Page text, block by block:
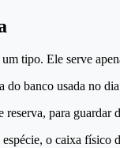
tipo. Ele serve
banco usada no
para guardar
o caixa físico